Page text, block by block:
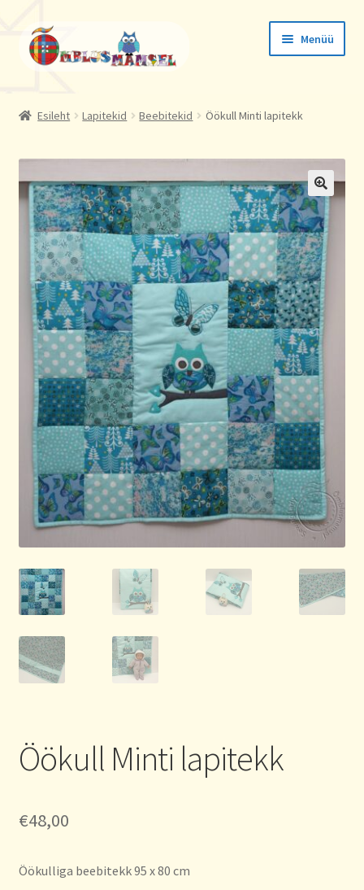
Liigu
navigeerimisele
Liigu
sisu
juurde
Menüü
Aadressid
Esileht Lapitekid Beebitekid Öökull Minti lapitekk
🔍
Öökull Minti lapitekk
€48,00
Öökulliga beebitekk 95 x 80 cm